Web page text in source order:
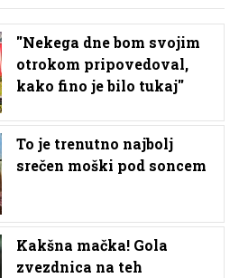
''Nekega dne bom svojim
otrokom pripovedoval,
kako fino je bilo tukaj''
To je trenutno najbolj
srečen moški pod soncem
Kakšna mačka! Gola
zvezdnica na teh